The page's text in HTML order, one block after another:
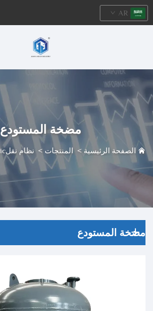
AR
مضخة المستودع
الصفحة الرئيسية >المنتجات > نظام نقلneumatic
مضخة المستودع